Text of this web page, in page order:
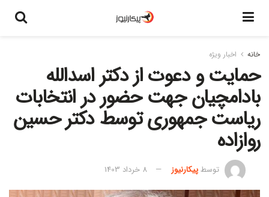
خانه اخبار ویژه
حمایت و دعوت از دکتر اسدالله
بادامچیان جهت حضور در انتخابات
ریاست جمهوری توسط دکتر حسین
روازاده
توسطپیکارنیوز 8 خرداد 1403